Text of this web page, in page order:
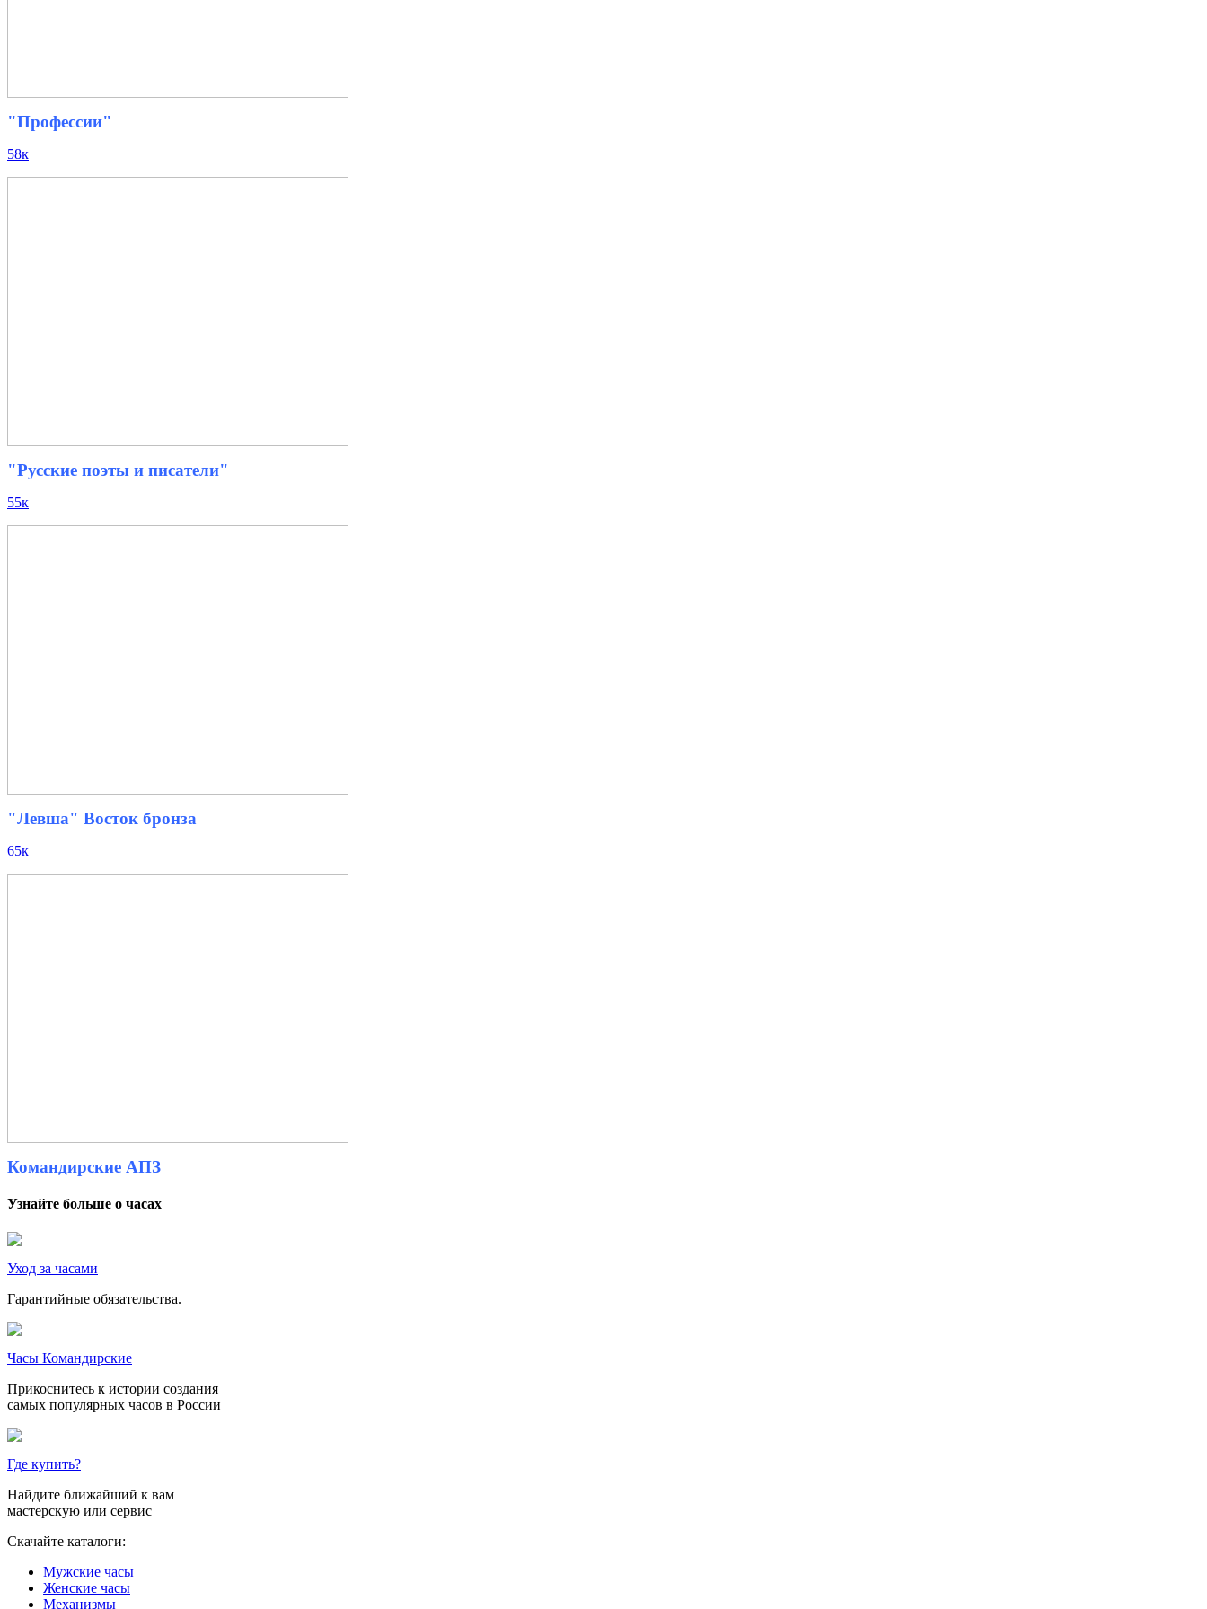
"Профессии"
58к
"Русские поэты и писатели"
55к
"Левша" Восток бронза
65к
Командирские АПЗ
Узнайте больше о часах
Уход за часами
Гарантийные обязательства.
Часы Командирские
Прикоснитесь к истории создания
самых популярных часов в России
Где купить?
Найдите ближайший к вам
мастерскую или сервис
Скачайте каталоги:
Мужские часы
Женские часы
Механизмы